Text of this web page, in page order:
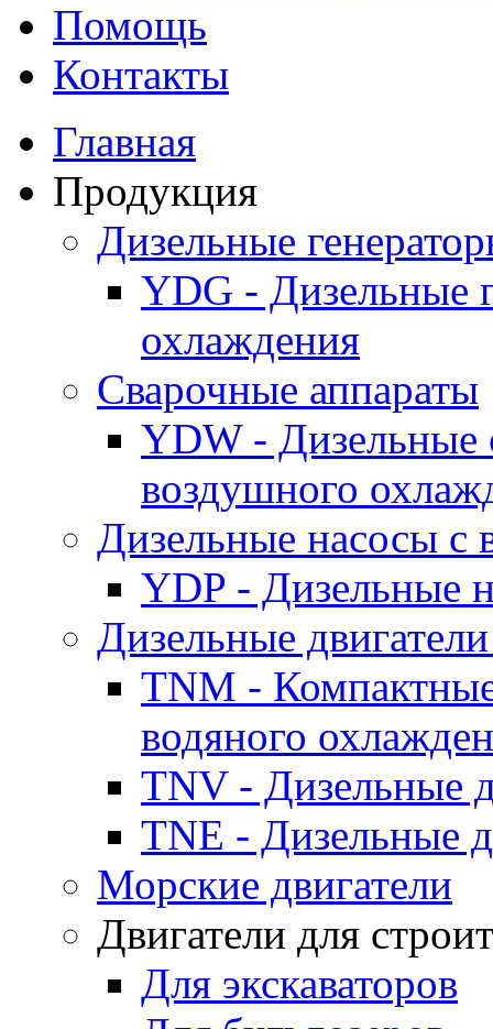
Помощь
Контакты
Главная
Продукция
Дизельные
YDG - Дизельные
охлаждения
Cварочные аппараты
YDW - Дизельные
воздушного
Дизельные насосы
YDP - Дизельные
Дизельные
TNM -
водяного
TNV - Дизельные
TNE - Дизельные
Морские двигатели
Двигатели для
Для экскаваторов